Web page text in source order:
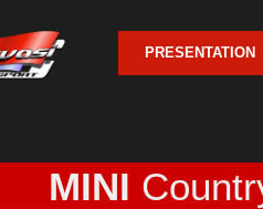
PRESENTATION
MINI